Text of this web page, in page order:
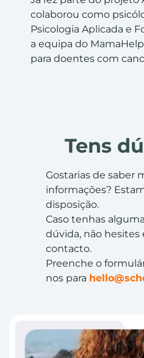
colaborou como
Psicologia Aplicada e
a equipa do
para doentes com
Tens
Gostarias de saber
informações?
disposição.
Caso tenhas
dúvida, não hesites
contacto.
Preenche o
nos para